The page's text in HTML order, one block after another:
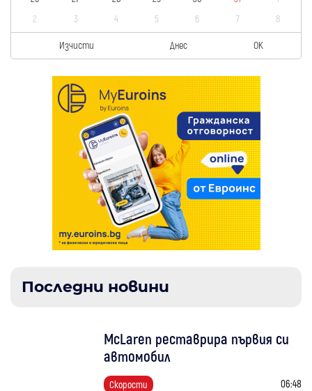
2
3 4 5 6 7 8
Изчисти Днес OK
Последни новини
McLaren реставрира първия си
автомобил
Скорости 06:48